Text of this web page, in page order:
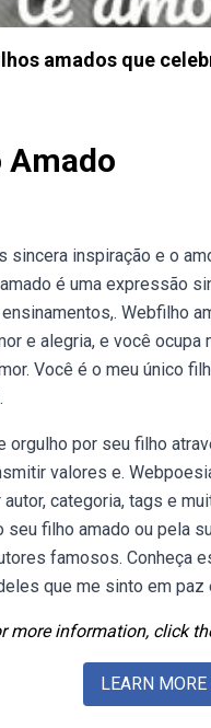
amados que
Amado
sincera inspiração e o
é uma expressão
Webfilho
e alegria, e você
Você é o meu único
por seu filho
valores e.
categoria, tags e
filho amado ou pela
famosos. Conheça
que me sinto em
more information, click
LEARN MORE